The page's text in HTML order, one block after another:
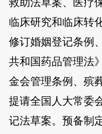
救助法草案、医疗
临床研究和临床转
修订婚姻登记条例
共和国药品管理法
金会管理条例、殡
提请全国人大常委
记法草案。预备制